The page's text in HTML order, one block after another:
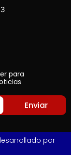
para
Enviar
por